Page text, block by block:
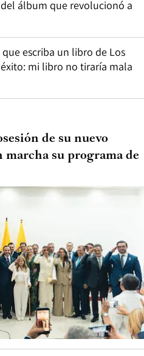
álbum que revolucionó a
escriba un libro de Los
mi libro no tiraría mala
de su nuevo
marcha su programa de